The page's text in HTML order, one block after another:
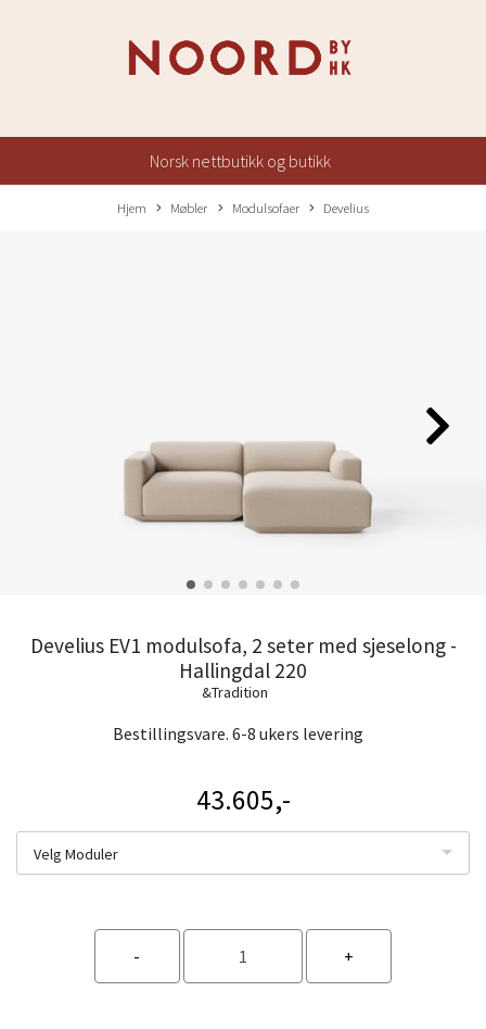
Norsk nettbutikk og butikk
Hjem Møbler Modulsofaer Develius
Develius EV1 modulsofa, 2 seter med sjeselong -
Hallingdal 220
&Tradition
Bestillingsvare. 6-8 ukers levering
43.605,-
Velg Moduler